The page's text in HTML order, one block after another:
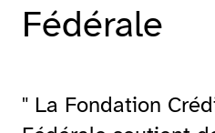
Fédérale
" La Fondation